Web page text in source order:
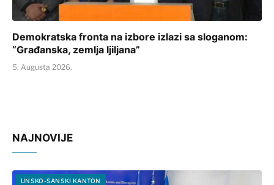
Demokratska fronta na izbore izlazi sa sloganom:
“Građanska, zemlja ljiljana”
5. Augusta 2026.
NAJNOVIJE
UNSKO-SANSKI KANTON